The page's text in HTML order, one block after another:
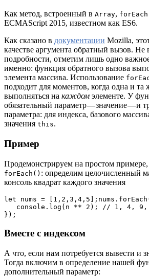
Как метод, встроенный в Array,
ECMAScript 2015, известном как ES6.
Как сказано в документации Mozilla,
качестве аргумента обратный вызов. Не
подробности, отметим лишь одно важное
именно: функция обратного вызова
элемента массива. Использование
подходит для моментов, когда одна и та
выполняться на каждом элементе. У
обязательный параметр — значение — и
параметра: для индекса, базового
значения this.
Пример
Продемонстрируем на простом примере,
forEach() : определим целочисленный
консоль квадрат каждого значения
let nums =
});
Вместе с индексом
А что, если нам потребуется вывести и
Тогда включим в определение нашей
дополнительный параметр: